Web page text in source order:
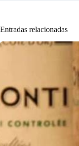
Entradas relacionadas